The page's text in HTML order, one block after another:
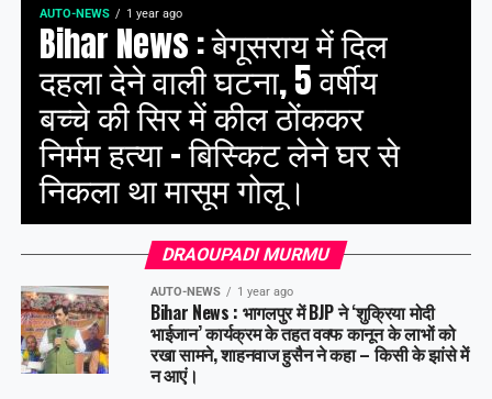
AUTO-NEWS 1 year ago
Bihar News : बेगूसराय में दिल
दहला देने वाली घटना, 5 वर्षीय
बच्चे की सिर में कील ठोंककर
निर्मम हत्या – बिस्किट लेने घर से
निकला था मासूम गोलू।
DRAOUPADI MURMU
AUTO-NEWS 1 year ago
Bihar News : भागलपुर में BJP ने ‘शुक्रिया मोदी
भाईजान’ कार्यक्रम के तहत वक्फ कानून के लाभों को
रखा सामने, शाहनवाज हुसैन ने कहा – किसी के झांसे में
न आएं।